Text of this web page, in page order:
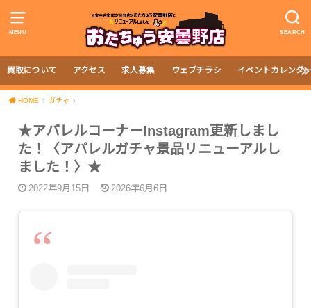
MENU SEARCH
買取について アクセス 求人募集 ウェブチラシ イベントカレンダ
HOME ガチャ
★アパレルコーナーInstagram更新しまし
た！〈アパレルガチャ景品リニューアルし
ました！〉★
2022年9月15日 2026年6月6日